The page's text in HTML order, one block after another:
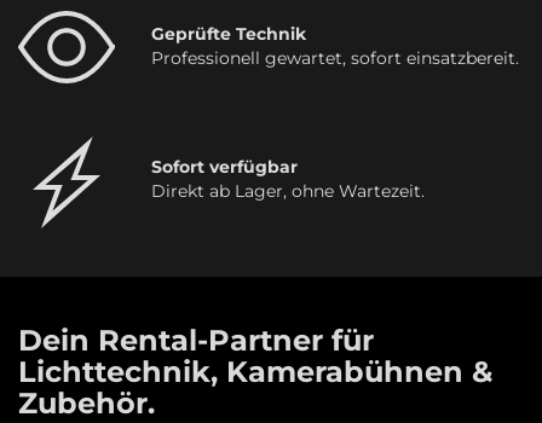
Geprüfte Technik
Professionell gewartet, sofort einsatzbereit.
Sofort verfügbar
Direkt ab Lager, ohne Wartezeit.
Dein Rental-Partner für
Lichttechnik, Kamerabühnen &
Zubehör.